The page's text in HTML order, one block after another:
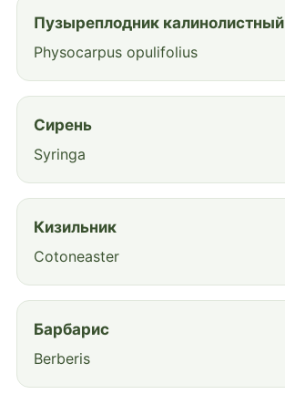
Пузыреплодник калинолистный
Physocarpus opulifolius
Сирень
Syringa
Кизильник
Cotoneaster
Барбарис
Berberis